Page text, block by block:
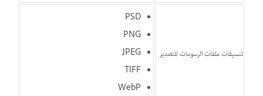
تنسيقات ملفاتالرسومات للتصدير
PSD
PNG
JPEG
TIFF
WebP